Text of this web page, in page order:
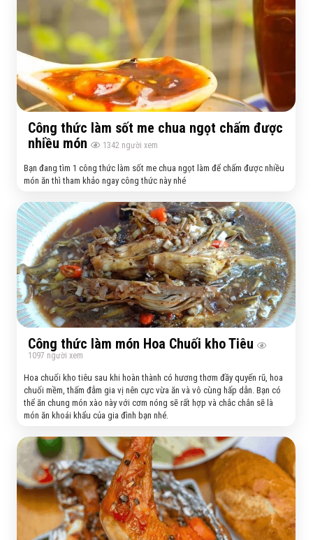
Công thức làm sốt me chua ngọt chấm được
nhiều món
1342 người xem
Bạn đang tìm 1 công thức làm sốt me chua ngọt làm để chấm được nhiều
món ăn thì tham khảo ngay công thức này nhé
Công thức làm món Hoa Chuối kho Tiêu
1097 người xem
Hoa chuối kho tiêu sau khi hoàn thành có hương thơm đầy quyến rũ, hoa
chuối mềm, thấm đẫm gia vị nên cực vừa ăn và vô cùng hấp dẫn. Bạn có
thể ăn chung món xào này với cơm nóng sẽ rất hợp và chắc chắn sẽ là
món ăn khoái khẩu của gia đình bạn nhé.